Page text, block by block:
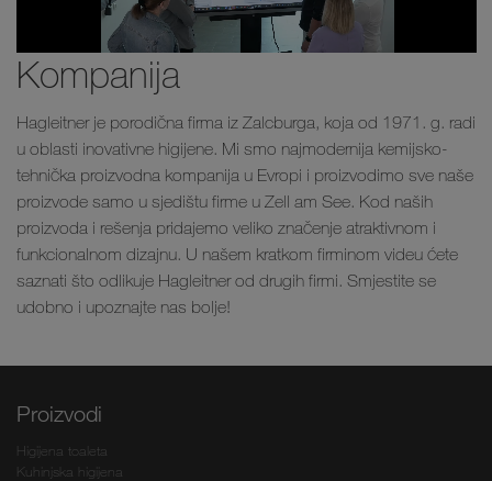
Kompanija
Hagleitner je porodična firma iz Zalcburga, koja od 1971. g. radi
u oblasti inovativne higijene. Mi smo najmodernija kemijsko-
tehnička proizvodna kompanija u Evropi i proizvodimo sve naše
proizvode samo u sjedištu firme u Zell am See. Kod naših
proizvoda i rešenja pridajemo veliko značenje atraktivnom i
funkcionalnom dizajnu. U našem kratkom firminom videu ćete
saznati što odlikuje Hagleitner od drugih firmi. Smjestite se
udobno i upoznajte nas bolje!
Proizvodi
Higijena toaleta
Kuhinjska higijena